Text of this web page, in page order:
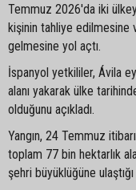
Temmuz 2026'da iki
kişinin tahliye edilmesine
gelmesine yol açtı.
İspanyol yetkililer, Ávila
alanı yakarak ülke
olduğunu açıkladı.
Yangın, 24 Temmuz
toplam 77 bin hektarlık
şehri büyüklüğüne